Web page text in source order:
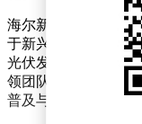
海尔新能源科技股份
于新兴能源技术的研
光伏发电设备租赁等
领团队在新能源领域
普及与应用。